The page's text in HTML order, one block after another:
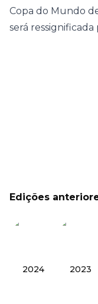
Copa do Mundo
será ressignificada
Edições
2024 2023